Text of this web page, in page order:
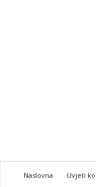
Naslovna Uvjeti